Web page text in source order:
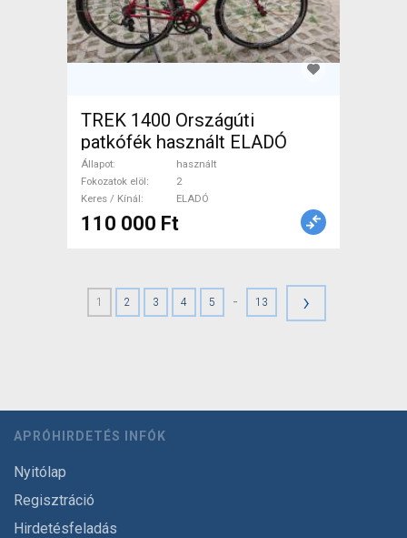
TREK 1400 Országúti
patkófék használt ELADÓ
Állapot
használt
Fokozatok elöl
2
Keres / Kínál
ELADÓ
110 000 Ft
1 2 3 4 5 - 13 ›
APRÓHIRDETÉS INFÓK
Nyitólap
Regisztráció
Hirdetésfeladás